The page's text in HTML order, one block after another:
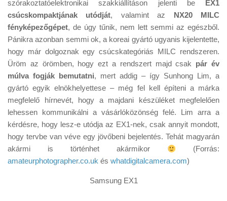
Tudástár
Tanácsok
Érdekességek
Helyszíni Riport
E-BB
szórakoztatóelektronikai szakkiállításon jelenti be EX1
csúcskompaktjának utódját, valamint az NX20 MILC
fényképezőgépet, de úgy tűnik, nem lett semmi az egészből.
Pánikra azonban semmi ok, a koreai gyártó ugyanis kijelentette,
hogy már dolgoznak egy csúcskategóriás MILC rendszeren.
Üröm az örömben, hogy ezt a rendszert majd csak pár év
múlva fogják bemutatni, mert addig – így Sunhong Lim, a
gyártó egyik elnökhelyettese – még fel kell építeni a márka
megfelelő hírnevét, hogy a majdani készüléket megfelelően
lehessen kommunikálni a vásárlóközönség felé. Lim arra a
kérdésre, hogy lesz-e utódja az EX1-nek, csak annyit mondott,
hogy tervbe van véve egy jövőbeni bejelentés. Tehát magyarán
akármi is történhet akármikor
(Forrás:
amateurphotographer.co.uk és whatdigitalcamera.com)
Samsung EX1